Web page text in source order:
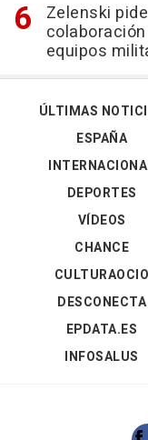
Zelenski
equipos
ÚLTIMAS
ESPAÑA
DEPORTES
VÍDEOS
CHANCE
CULTURAOCIO
DESCONECTA
EPDATA.ES
INFOSALUS